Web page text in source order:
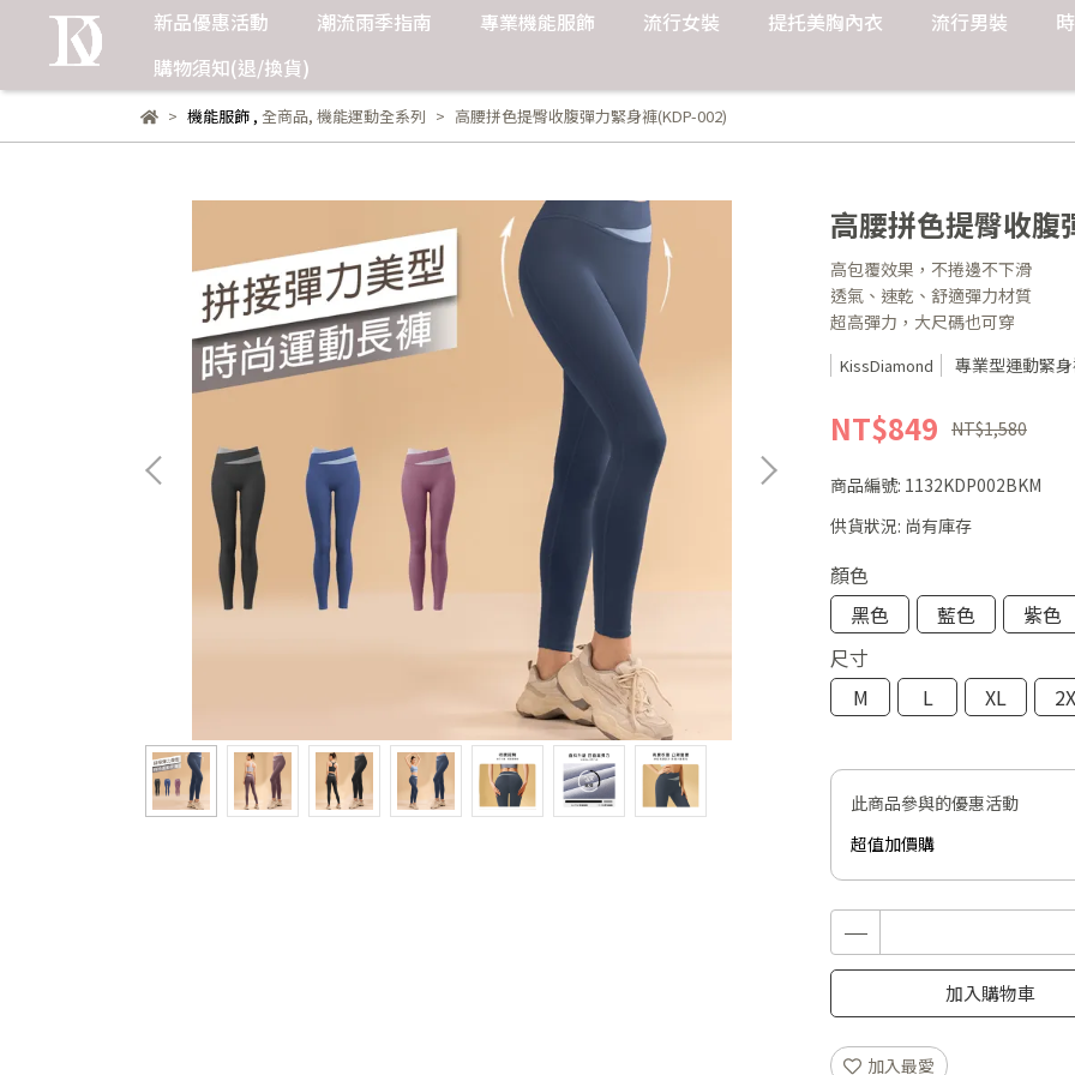
新品優惠活動 潮流雨季指南 專業機能服飾 流行女裝 提托美胸內衣 流行男裝
購物須知(退/換貨)
機能服飾, 全商品, 機能運動全系列 高腰拼色提臀收腹彈力緊身褲(KDP-002)
高腰拼色提臀收
高包覆效果，不捲邊不下滑
透氣、速乾、舒適彈力材質
超高彈力，大尺碼也可穿
KissDiamond 專業型運動緊
NT$849 NT$1,580
商品編號: 1132KDP002BKM
供貨狀況: 尚有庫存
顏色
黑色
藍色
紫色
尺寸
M
L XL
此商品參與的優惠活動
超值加價購
加入購物車
加入最愛